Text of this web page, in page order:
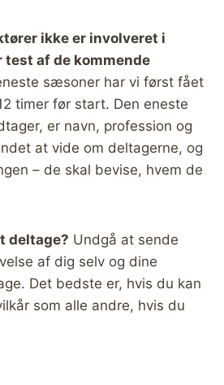
ikke er involveret i
af de kommende
sæsoner har vi først fået
timer før start. Den eneste
er navn, profession og
at vide om deltagerne, og
– de skal bevise, hvem de
deltage? Undgå at sende
af dig selv og dine
Det bedste er, hvis du kan
som alle andre, hvis du